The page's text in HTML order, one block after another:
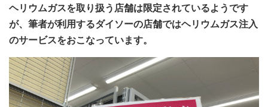
ヘリウムガスを取り扱う店舗は限定されているようです
が、筆者が利用するダイソーの店舗ではヘリウムガス注入
のサービスをおこなっています。